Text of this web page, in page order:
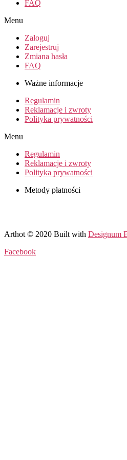
FAQ
Menu
Zaloguj
Zarejestruj
Zmiana hasła
FAQ
Ważne informacje
Regulamin
Reklamacje i zwroty
Polityka prywatności
Menu
Regulamin
Reklamacje i zwroty
Polityka prywatności
Metody płatności
Arthot © 2020 Built with Designum
Facebook